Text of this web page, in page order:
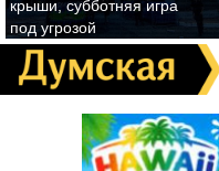
крыши, субботняя игра
под угрозой